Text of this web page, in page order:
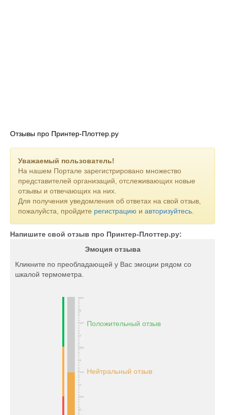
Отзывы про Принтер-Плоттер.ру
Уважаемый пользователь!
На нашем Портале зарегистрировано множество
представителей организаций, отслеживающих новые
отзывы и отвечающих на них.
Для получения уведомления об ответах на свой отзыв,
пожалуйста, пройдите регистрацию и авторизуйтесь
Напишите свой отзыв про Принтер-Плоттер.ру:
Эмоция отзыва
Кликните по преобладающей у Вас эмоции рядом со
шкалой термометра.
Положительный отзыв
Нейтральный отзыв